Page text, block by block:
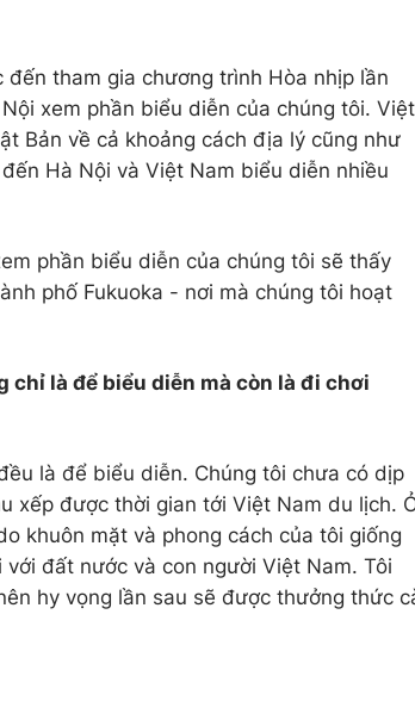
tham gia chương trình Hòa nhịp lần
xem phần biểu diễn của chúng tôi. Việt
Bản về cả khoảng cách địa lý cũng như
Hà Nội và Việt Nam biểu diễn nhiều
phần biểu diễn của chúng tôi sẽ thấy
phố Fukuoka - nơi mà chúng tôi hoạt
chỉ là để biểu diễn mà còn là đi chơi
là để biểu diễn. Chúng tôi chưa có dịp
xếp được thời gian tới Việt Nam du lịch.
khuôn mặt và phong cách của tôi giống
đất nước và con người Việt Nam. Tôi
hy vọng lần sau sẽ được thưởng thức